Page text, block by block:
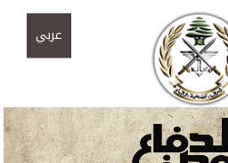
عربي